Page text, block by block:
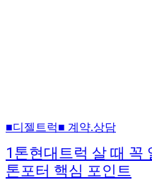
■디젤트럭■ 계약.상담
1톤현대트럭 살 때 꼭
톤포터 핵심 포인트